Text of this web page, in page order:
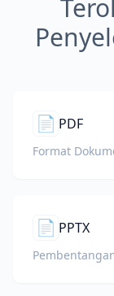
📄 PDF
Format
📄 PPTX